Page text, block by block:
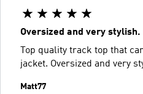
Oversized and very stylish.
Top quality track top that
jacket. Oversized and very
Matt77